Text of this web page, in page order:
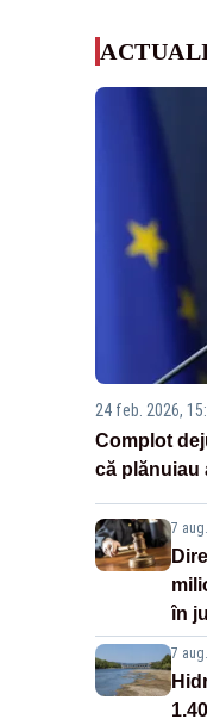
24 feb. 2026,
Complot
că plănuiau
7
în
7